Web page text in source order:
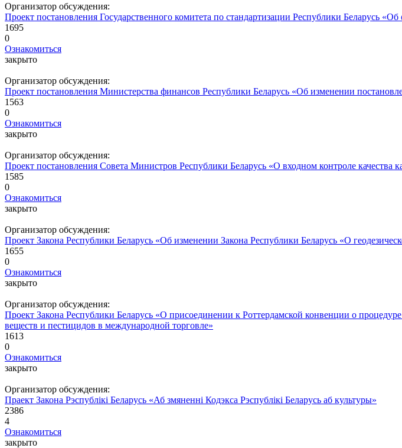
Организатор обсуждения:
Проект постановления Государственного комитета по стандартизации Республики Беларусь
1695
0
Ознакомиться
закрыто
Организатор обсуждения:
Проект постановления Министерства финансов Республики Беларусь «Об изменении
1563
0
Ознакомиться
закрыто
Организатор обсуждения:
Проект постановления Совета Министров Республики Беларусь «О входном контроле качества
1585
0
Ознакомиться
закрыто
Организатор обсуждения:
Проект Закона Республики Беларусь «Об изменении Закона Республики Беларусь «О
1655
0
Ознакомиться
закрыто
Организатор обсуждения:
Проект Закона Республики Беларусь «О присоединении к Роттердамской конвенции о
веществ и пестицидов в международной торговле»
1613
0
Ознакомиться
закрыто
Организатор обсуждения:
Праект Закона Рэспублікі Беларусь «Аб змяненні Кодэкса Рэспублікі Беларусь аб культуры»
2386
4
Ознакомиться
закрыто